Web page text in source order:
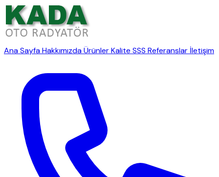
Ana SayfaHakkımızdaÜrünlerKalite SSS Referanslar İletişim